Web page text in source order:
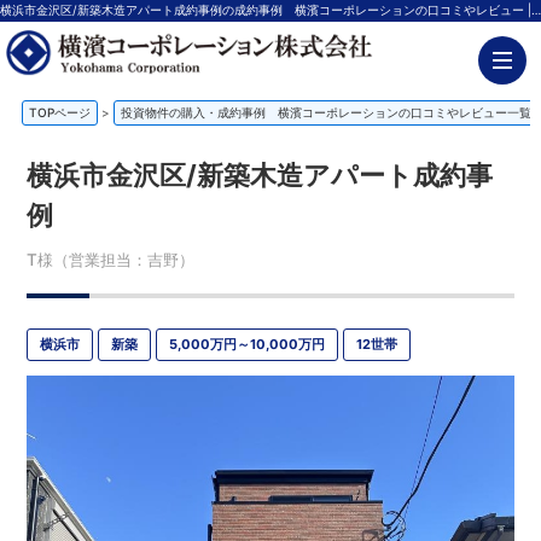
横浜市金沢区/新築木造アパート成約事例の成約事例 横濱コーポレーションの口コミやレビュー | 神奈川の不動産投資、新築アパート経営は横濱コーポレーション
TOPページ > 投資物件の購入・成約事例 横濱コーポレーションの口コミやレビュー一覧
横浜市金沢区/新築木造アパート成約事
例
T様（営業担当：吉野）
横浜市 新築 5,000万円～10,000万円 12世帯